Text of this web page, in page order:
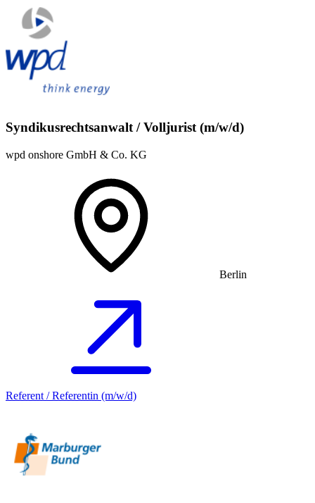
Syndikusrechtsanwalt / Volljurist (m/w/d)
wpd onshore GmbH & Co. KG
Berlin
Referent / Referentin (m/w/d)